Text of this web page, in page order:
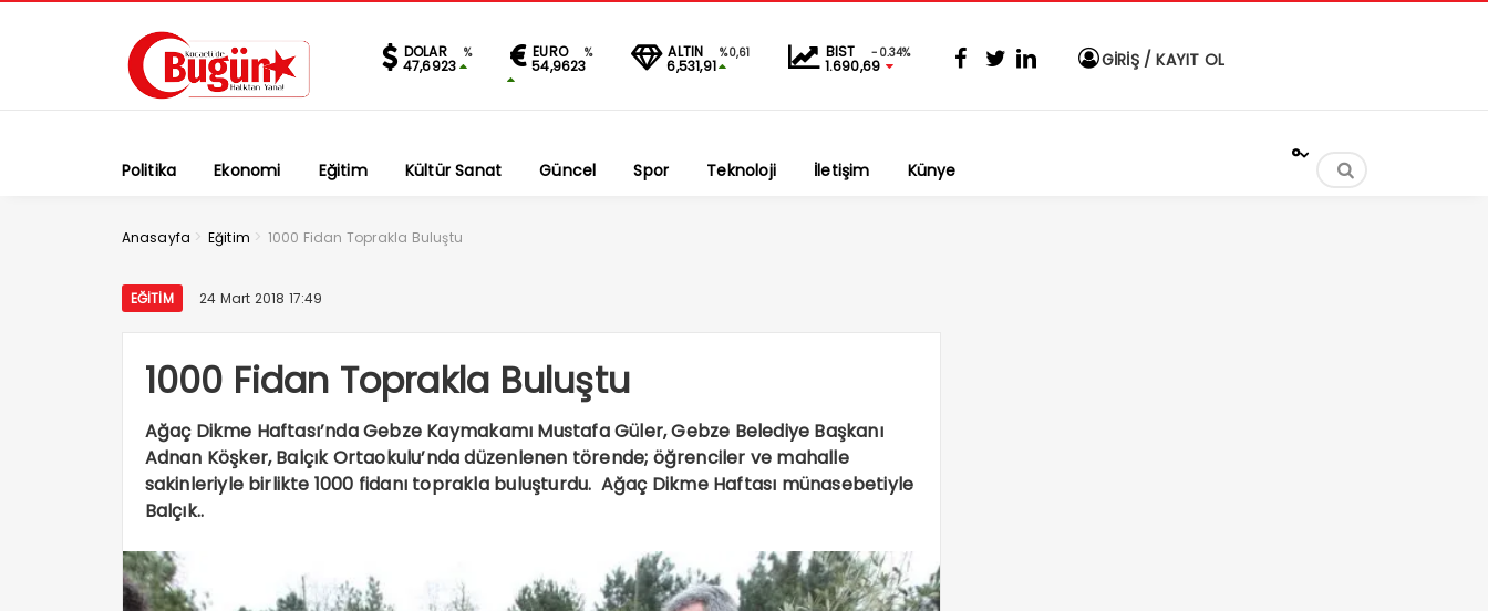
DOLAR %
47,6923
EURO %
54,9623
ALTIN %0,61
6,531,91
BIST -0.34%
1.690,69 GİRİŞ / KAYIT OL
Politika Ekonomi Eğitim Kültür Sanat Güncel Spor Teknoloji İletişim Künye
°
Anasayfa > Eğitim > 1000 Fidan Toprakla Buluştu
EĞITIM 24 Mart 2018 17:49
1000 Fidan Toprakla Buluştu
Ağaç Dikme Haftası’nda Gebze Kaymakamı Mustafa Güler, Gebze Belediye Başkanı
Adnan Köşker, Balçık Ortaokulu’nda düzenlenen törende; öğrenciler ve mahalle
sakinleriyle birlikte 1000 fidanı toprakla buluşturdu. Ağaç Dikme Haftası münasebetiyle
Balçık..